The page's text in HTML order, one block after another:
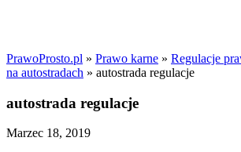
PrawoProsto.pl » Prawo karne » Regulacje
na autostradach » autostrada regulacje
autostrada regulacje
Marzec 18, 2019